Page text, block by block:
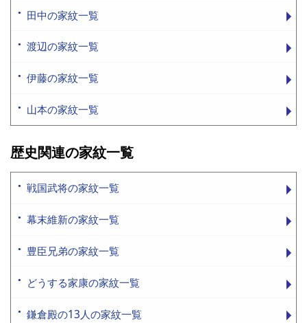
田中の家紋一覧
渡辺の家紋一覧
伊藤の家紋一覧
山本の家紋一覧
歴史関連の家紋一覧
戦国武将の家紋一覧
幕末維新の家紋一覧
豊臣兄弟の家紋一覧
どうする家康の家紋一覧
鎌倉殿の13人の家紋一覧